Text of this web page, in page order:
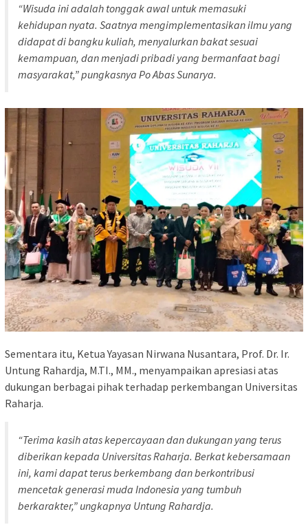
“Wisuda ini adalah tonggak awal untuk memasuki
kehidupan nyata. Saatnya mengimplementasikan ilmu yang
didapat di bangku kuliah, menyalurkan bakat sesuai
kemampuan, dan menjadi pribadi yang bermanfaat bagi
masyarakat,” pungkasnya Po Abas Sunarya.
Sementara itu, Ketua Yayasan Nirwana Nusantara, Prof. Dr. Ir.
Untung Rahardja, M.TI., MM., menyampaikan apresiasi atas
dukungan berbagai pihak terhadap perkembangan Universitas
Raharja.
“Terima kasih atas kepercayaan dan dukungan yang terus
diberikan kepada Universitas Raharja. Berkat kebersamaan
ini, kami dapat terus berkembang dan berkontribusi
mencetak generasi muda Indonesia yang tumbuh
berkarakter,” ungkapnya Untung Rahardja.